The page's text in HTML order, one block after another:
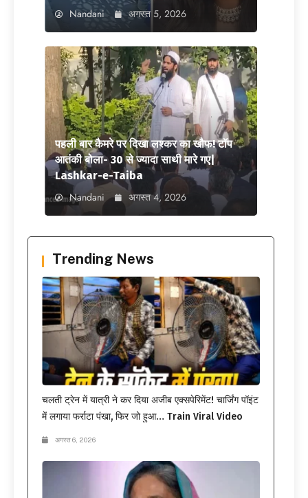
Nandani अगस्त 5, 2026
पहली बार कैमरे पर दिखा लश्कर का खौफ! टॉप
आतंकी बोला- 30 से ज्यादा साथी मारे गए|
Lashkar-e-Taiba
Nandani अगस्त 4, 2026
Trending News
चलती ट्रेन में यात्री ने कर दिया अजीब एक्सपेरिमेंट! चार्जिंग पॉइंट
में लगाया फर्राटा पंखा, फिर जो हुआ… Train Viral Video
अगस्त 6, 2026